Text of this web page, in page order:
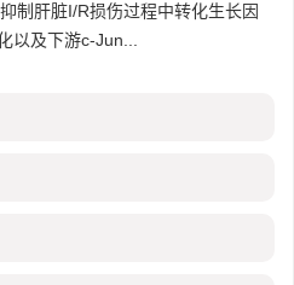
制肝脏I/R损伤过程中转化生长因
以及下游c-Jun...